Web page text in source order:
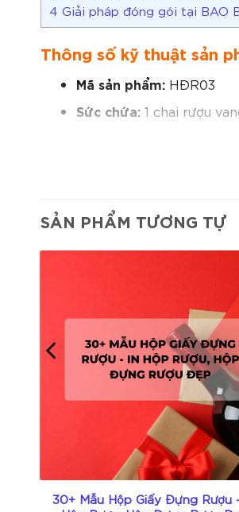
4 Giải pháp đóng gói tại BAO
Thông số kỹ thuật sản
Mã sản phẩm: HĐR03
Sức chứa: 1 chai rượu
giấy Kraft
Hình dáng:dạng hộp
In ấn:nhận in logo,
Thiết kế nắp gài hông
Chất liệu Kraft bền bỉ:
Phong cách truyền
Thuận tiện in ấn thương
Ứng dụng linh hoạt:phù
Mua sản phẩm tại Bao Bì
Sản xuất trực tiếp,
SẢN PHẨM TƯƠNG TỰ
30+ Mẫu Hộp Giấy Đựng Rượu